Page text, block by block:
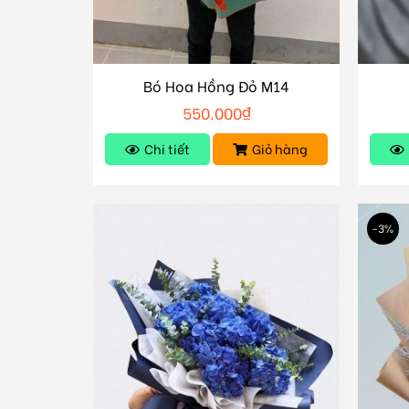
Bó Hoa Hồng Đỏ M14
550.000₫
Chi tiết Giỏ hàng
-3%